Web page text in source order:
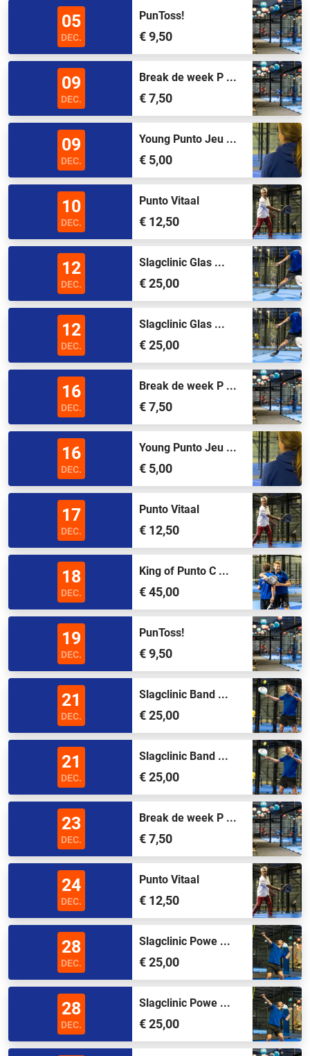
05
DEC.
PunToss!
€ 9,50
09
DEC.
Break de week P ...
€ 7,50
09
DEC.
Young Punto Jeu ...
€ 5,00
10
DEC.
Punto Vitaal
€ 12,50
12
DEC.
Slagclinic Glas ...
€ 25,00
12
DEC.
Slagclinic Glas ...
€ 25,00
16
DEC.
Break de week P ...
€ 7,50
16
DEC.
Young Punto Jeu ...
€ 5,00
17
DEC.
Punto Vitaal
€ 12,50
18
DEC.
King of Punto C ...
€ 45,00
19
DEC.
PunToss!
€ 9,50
21
DEC.
Slagclinic Band ...
€ 25,00
21
DEC.
Slagclinic Band ...
€ 25,00
23
DEC.
Break de week P ...
€ 7,50
24
DEC.
Punto Vitaal
€ 12,50
28
DEC.
Slagclinic Powe ...
€ 25,00
28
DEC.
Slagclinic Powe ...
€ 25,00